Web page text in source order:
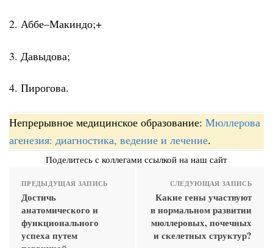
2. Аббе–Макиндо;+
3. Давыдова;
4. Пирогова.
Непрерывное медицинское образование: Мюллерова
агенезия: диагностика, ведение и лечение.
Поделитесь с коллегами ссылкой на наш сайт
ПРЕДЫДУЩАЯ ЗАПИСЬ
Достичь
анатомического и
функционального
успеха путем
СЛЕДУЮЩАЯ ЗАПИСЬ
Какие гены участвуют
в нормальном развитии
мюллеровых, почечных
и скелетных структур?